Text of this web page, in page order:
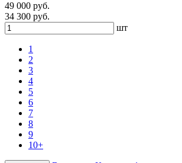
49 000 руб.
34 300 руб.
шт
1
2
3
4
5
6
7
8
9
10+